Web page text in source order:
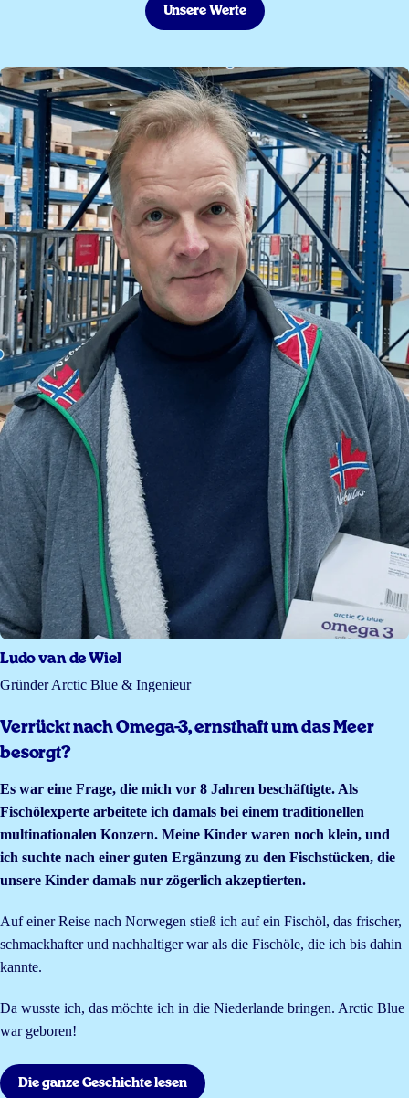
Unsere Werte
Ludo van de Wiel
Gründer Arctic Blue & Ingenieur
Verrückt nach Omega-3, ernsthaft um das Meer
besorgt?
Es war eine Frage, die mich vor 8 Jahren beschäftigte. Als
Fischölexperte arbeitete ich damals bei einem traditionellen
multinationalen Konzern. Meine Kinder waren noch klein, und
ich suchte nach einer guten Ergänzung zu den Fischstücken, die
unsere Kinder damals nur zögerlich akzeptierten.
Auf einer Reise nach Norwegen stieß ich auf ein Fischöl, das frischer,
schmackhafter und nachhaltiger war als die Fischöle, die ich bis dahin
kannte.
Da wusste ich, das möchte ich in die Niederlande bringen. Arctic Blue
war geboren!
Die ganze Geschichte lesen